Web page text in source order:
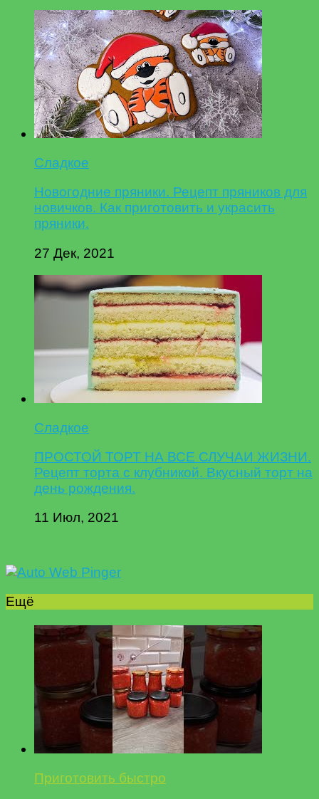
Сладкое
Новогодние пряники. Рецепт пряников для
новичков. Как приготовить и украсить
пряники.
27 Дек, 2021
Сладкое
ПРОСТОЙ ТОРТ НА ВСЕ СЛУЧАИ ЖИЗНИ.
Рецепт торта с клубникой. Вкусный торт на
день рождения.
11 Июл, 2021
Ещё
Приготовить быстро